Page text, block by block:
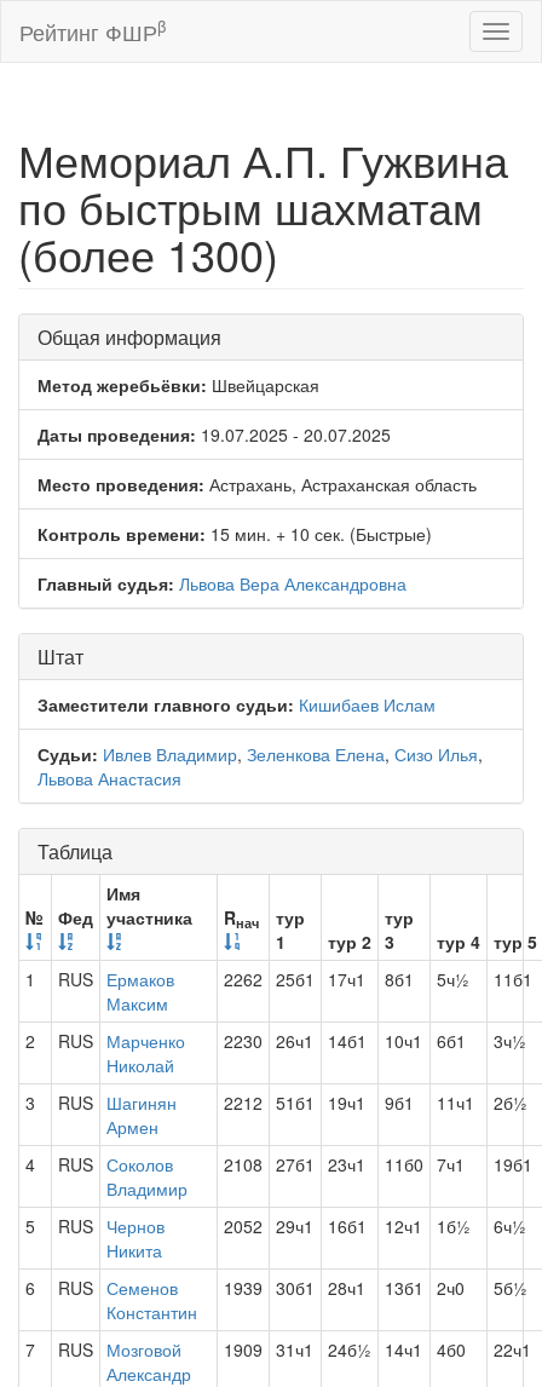
Рейтинг ФШРβ
Мемориал А.П. Гужвина
по быстрым шахматам
(более 1300)
Общая информация
Метод жеребьёвки: Швейцарская
Даты проведения: 19.07.2025 - 20.07.2025
Место проведения: Астрахань, Астраханская область
Контроль времени: 15 мин. + 10 сек. (Быстрые)
Главный судья: Львова Вера Александровна
Штат
Заместители главного судьи: Кишибаев Ислам
Судьи: Ивлев Владимир, Зеленкова Елена, Сизо Илья,
Львова Анастасия
Таблица
№ Фед
Имя
участника
Rнач
тур
1
тур 2
тур
3
тур 4 тур 5
1
RUS Ермаков
Максим
2262 25б1 17ч1 8б1 5ч½ 11б1
2 RUS Марченко
Николай
2230 26ч1 14б1 10ч1 6б1 3ч½
3 RUS Шагинян
Армен
2212 51б1 19ч1 9б1 11ч1 2б½
4 RUS Соколов
Владимир
2108 27б1 23ч1 11б0 7ч1 19б1
5 RUS Чернов
Никита
2052 29ч1 16б1 12ч1 1б½ 6ч½
6 RUS Семенов
Константин
1939 30б1 28ч1 13б1 2ч0 5б½
7 RUS Мозговой
Александр
1909 31ч1 24б½ 14ч1 4б0 22ч1